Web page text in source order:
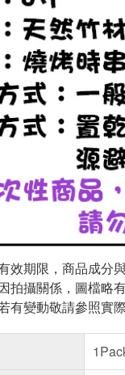
效期限，商品成分
拍攝關係，圖檔略
有變動敬請參照實